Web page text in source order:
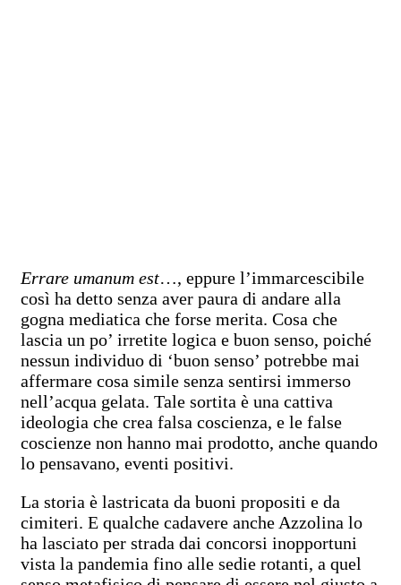
Errare umanum est…, eppure l’immarcescibile
così ha detto senza aver paura di andare alla
gogna mediatica che forse merita. Cosa che
lascia un po’ irretite logica e buon senso, poiché
nessun individuo di ‘buon senso’ potrebbe mai
affermare cosa simile senza sentirsi immerso
nell’acqua gelata. Tale sortita è una cattiva
ideologia che crea falsa coscienza, e le false
coscienze non hanno mai prodotto, anche quando
lo pensavano, eventi positivi.
La storia è lastricata da buoni propositi e da
cimiteri. E qualche cadavere anche Azzolina lo
ha lasciato per strada dai concorsi inopportuni
vista la pandemia fino alle sedie rotanti, a quel